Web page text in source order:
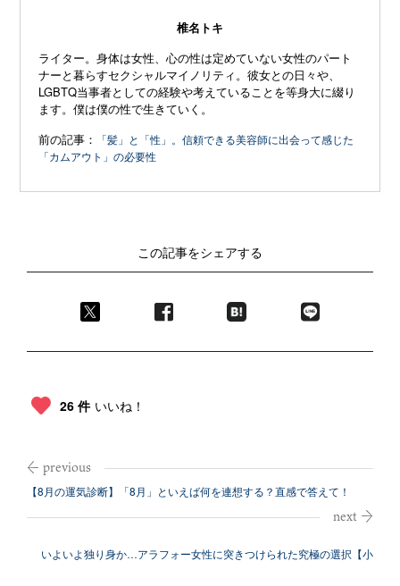
椎名トキ
ライター。身体は女性、心の性は定めていない女性のパート
ナーと暮らすセクシャルマイノリティ。彼女との日々や、
LGBTQ当事者としての経験や考えていることを等身大に綴り
ます。僕は僕の性で生きていく。
前の記事：
「髪」と「性」。信頼できる美容師に出会って感じた
「カムアウト」の必要性
この記事をシェアする
26 件 いいね！
【8月の運気診断】「8月」といえば何を連想する？直感で答えて！
いよいよ独り身か…アラフォー女性に突きつけられた究極の選択【小